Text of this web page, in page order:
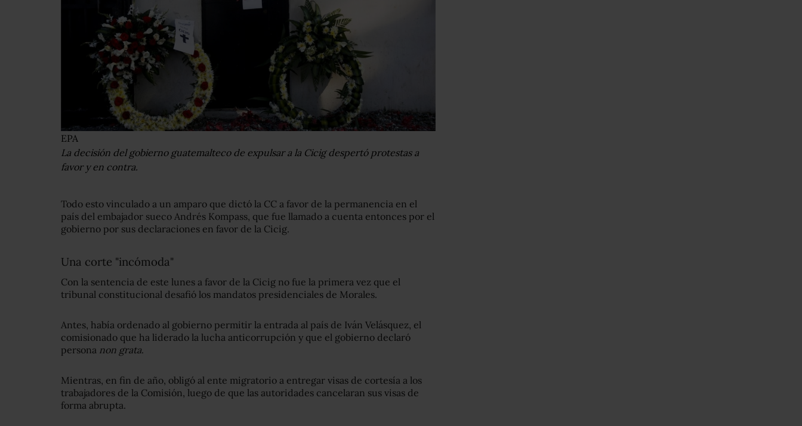
EPA
La decisión del gobierno guatemalteco de expulsar a la Cicig despertó protestas a
favor y en contra.
Todo esto vinculado a un amparo que dictó la CC a favor de la permanencia en el
país del embajador sueco Andrés Kompass, que fue llamado a cuenta entonces por el
gobierno por sus declaraciones en favor de la Cicig.
Una corte "incómoda"
Con la sentencia de este lunes a favor de la Cicig no fue la primera vez que el
tribunal constitucional desafió los mandatos presidenciales de Morales.
Antes, había ordenado al gobierno permitir la entrada al país de Iván Velásquez, el
comisionado que ha liderado la lucha anticorrupción y que el gobierno declaró
persona non grata.
Mientras, en fin de año, obligó al ente migratorio a entregar visas de cortesía a los
trabajadores de la Comisión, luego de que las autoridades cancelaran sus visas de
forma abrupta.